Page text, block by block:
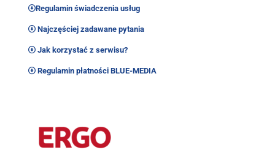
Regulamin świadczenia usług
Najczęściej zadawane pytania
Jak korzystać z serwisu?
Regulamin płatności BLUE-MEDIA